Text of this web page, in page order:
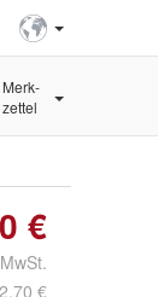
Merk-
zettel
€
€